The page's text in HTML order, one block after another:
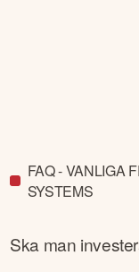
FAQ - VANLIGA
SYSTEMS
Ska man